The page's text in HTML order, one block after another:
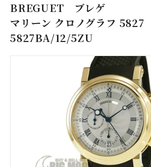
BREGUET ブレゲ
マリーン クロノグラフ 5827
5827BA/12/5ZU